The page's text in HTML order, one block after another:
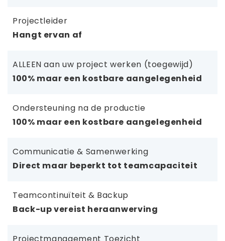
Projectleider
Hangt ervan af
ALLEEN aan uw project werken (toegewijd)
100% maar een kostbare aangelegenheid
Ondersteuning na de productie
100% maar een kostbare aangelegenheid
Communicatie & Samenwerking
Direct maar beperkt tot teamcapaciteit
Teamcontinuïteit & Backup
Back-up vereist heraanwerving